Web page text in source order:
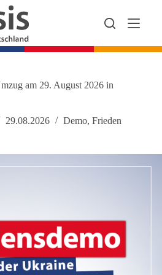
am 29. August 2026 in
29.08.2026 Demo, Frieden